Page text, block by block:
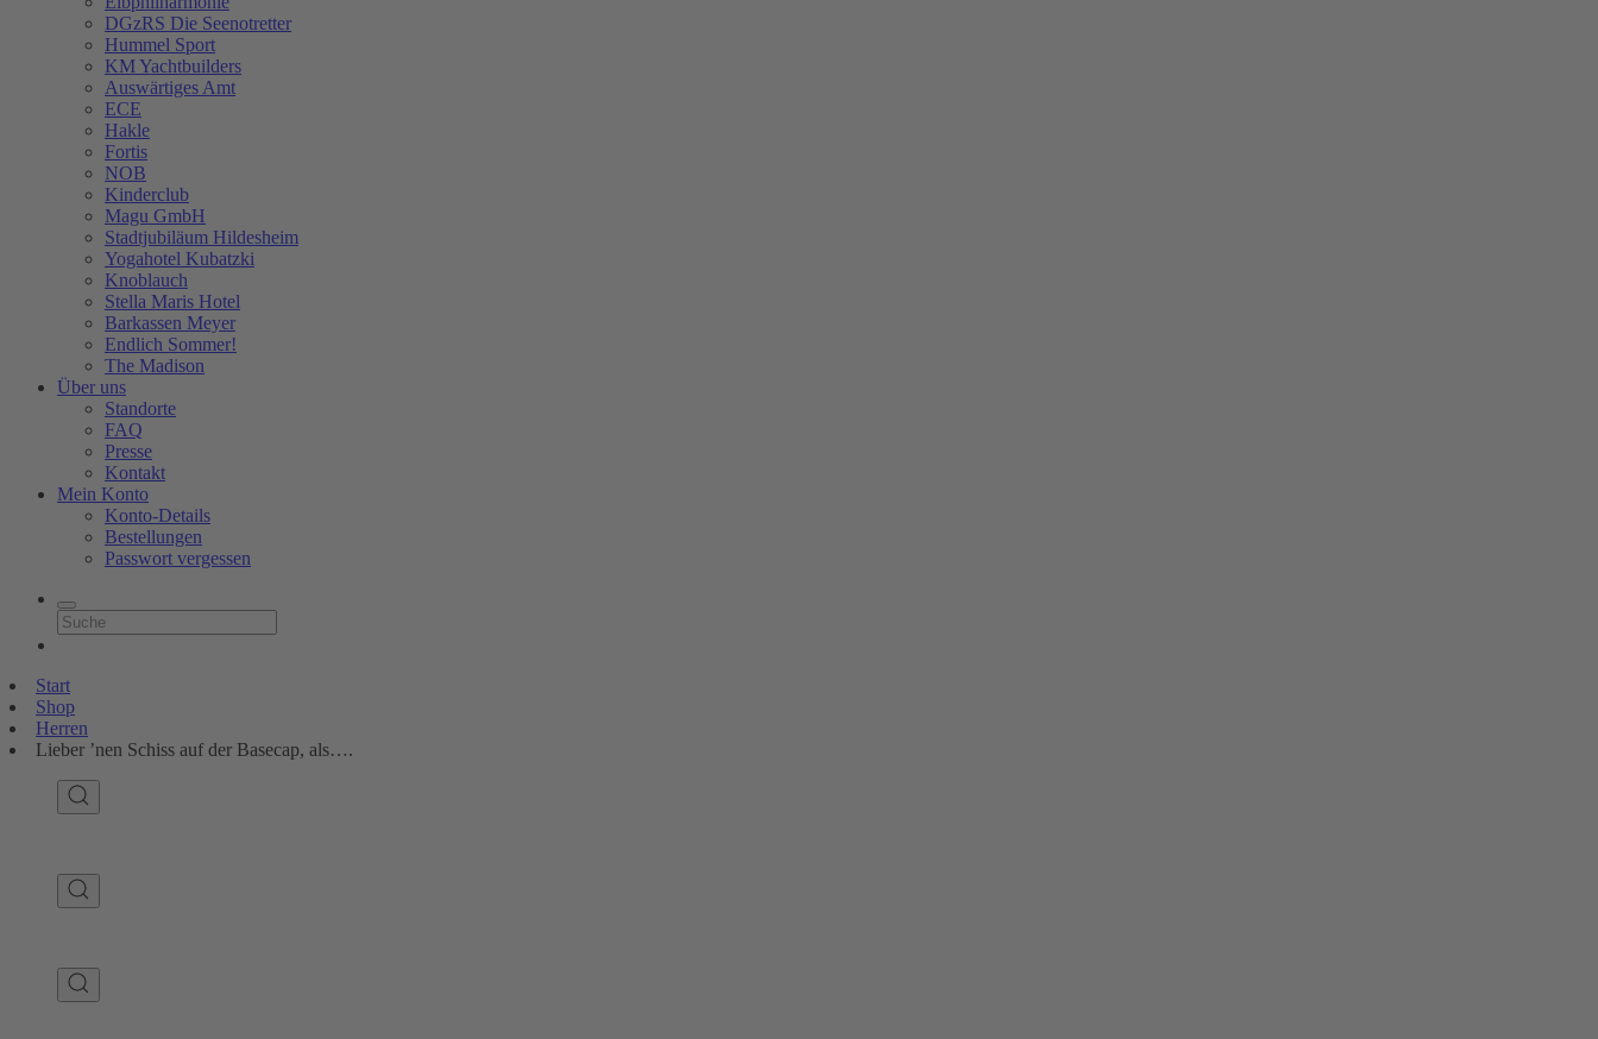
DGzRS Die Seenotretter
Hummel Sport
KM Yachtbuilders
Auswärtiges Amt
ECE
Hakle
Fortis
NOB
Kinderclub
Magu GmbH
Stadtjubiläum Hildesheim
Yogahotel Kubatzki
Knoblauch
Stella Maris Hotel
Barkassen Meyer
Endlich Sommer!
The Madison
Über uns
Standorte
FAQ
Presse
Kontakt
Mein Konto
Konto-Details
Bestellungen
Passwort vergessen
Start
Shop
Herren
Lieber ’nen Schiss auf der Basecap, als….